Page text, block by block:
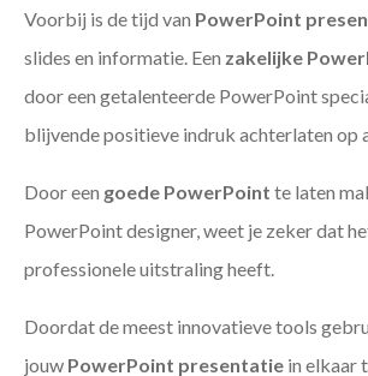
Voorbij is de tijd van PowerPoint
slides en informatie. Een zakelijke
door een getalenteerde PowerPoint
blijvende positieve indruk achterlaten op
Door een goede PowerPoint te laten
PowerPoint designer, weet je zeker dat
professionele uitstraling heeft.
Doordat de meest innovatieve tools
jouw PowerPoint presentatie in elkaar